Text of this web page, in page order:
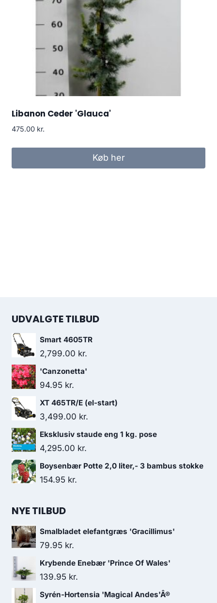
Libanon Ceder 'Glauca'
475.00 kr.
Køb her
UDVALGTE TILBUD
Smart 4605TR
2,799.00 kr.
'Canzonetta'
94.95 kr.
XT 465TR/E (el-start)
3,499.00 kr.
Eksklusiv staude eng 1 kg. pose
4,295.00 kr.
Boysenbær Potte 2,0 liter,- 3 bambus stokke
154.95 kr.
NYE TILBUD
Smalbladet elefantgræs 'Gracillimus'
79.95 kr.
Krybende Enebær 'Prince Of Wales'
139.95 kr.
Syrén-Hortensia 'Magical Andes'Â®